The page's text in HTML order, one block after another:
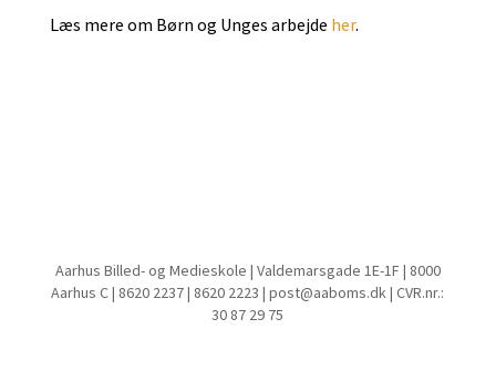
Læs mere om Børn og Unges arbejde her.
Aarhus Billed- og Medieskole | Valdemarsgade 1E-1F | 8000
Aarhus C | 8620 2237 | 8620 2223 | post@aaboms.dk | CVR.nr.:
30 87 29 75